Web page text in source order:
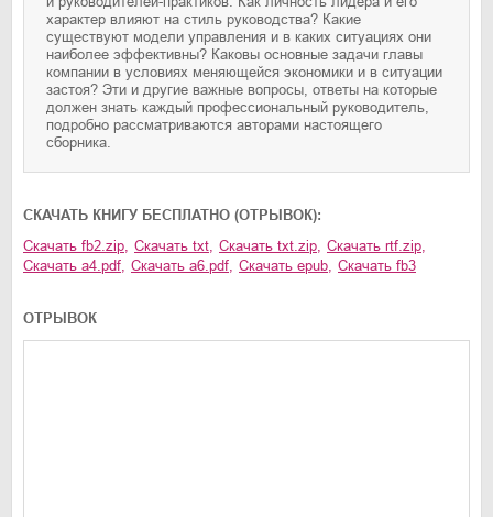
характер влияют на стиль руководства? Какие
существуют модели управления и в каких ситуациях они
наиболее эффективны? Каковы основные задачи главы
компании в условиях меняющейся экономики и в ситуации
застоя? Эти и другие важные вопросы, ответы на которые
должен знать каждый профессиональный руководитель,
подробно рассматриваются авторами настоящего
сборника.
CКАЧАТЬ КНИГУ БЕСПЛАТНО (ОТРЫВОК):
Скачать fb2.zip Скачать txt Скачать txt.zip Скачать rtf.zip
Скачать a4.pdf Скачать a6.pdf Скачать epub Скачать fb3
ОТРЫВОК